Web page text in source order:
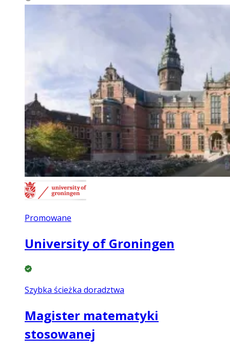
Promowane
University of Groningen
Szybka ścieżka doradztwa
Magister matematyki
stosowanej